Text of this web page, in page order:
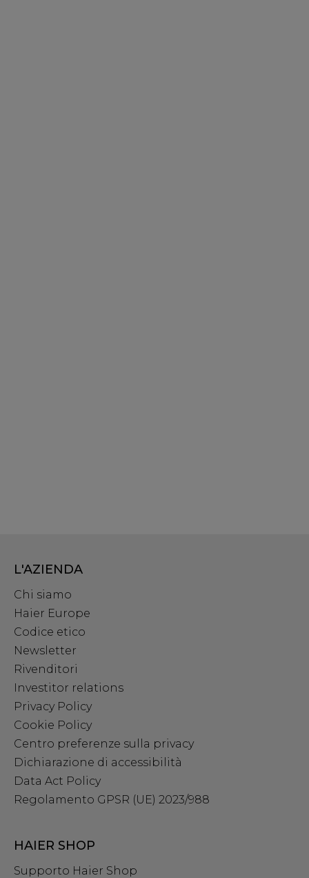
L'AZIENDA
Chi siamo
Haier Europe
Codice etico
Newsletter
Rivenditori
Investitor relations
Privacy Policy
Cookie Policy
Centro preferenze sulla privacy
Dichiarazione di accessibilità
Data Act Policy
Regolamento GPSR (UE) 2023/988
HAIER SHOP
Supporto Haier Shop